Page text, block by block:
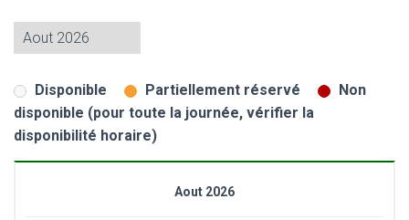
Disponible Partiellement réservé
Non
disponible (pour toute la journée, vérifier la
disponibilité horaire)
Aout 2026